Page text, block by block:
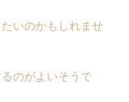
いのかもしれませ
のがよいそうで